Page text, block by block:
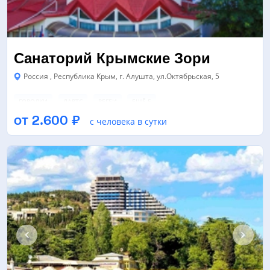
Санаторий Крымские Зори
Россия , Республика Крым, г. Алушта, ул.Октябрьская, 5
ТРЕНАЖЕРНЫЙ ЗАЛ БАССЕЙН ФУТБОЛЬНОЕ ПОЛЕ
от 2.600 ₽ с человека в сутки